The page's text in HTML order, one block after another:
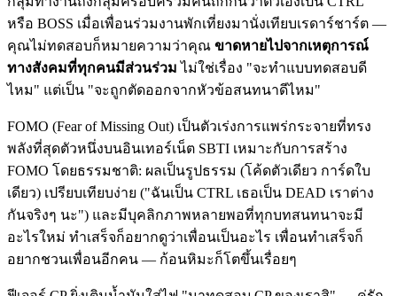
หรือ BOSS เมื่อเพื่อนร่วมงานพักเที่ยงมานั่งเทียบเรดาร์ชาร์ต —
คุณไม่ทดสอบก็หมายความว่าคุณ ขาดหายไปจากเหตุการณ์
ทางสังคมที่ทุกคนมีส่วนร่วม ไม่ใช่เรื่อง "จะทำแบบทดสอบดี
ไหม" แต่เป็น "จะถูกตัดออกจากหัวข้อสนทนาดีไหม"
FOMO (Fear of Missing Out) เป็นตัวเร่งการแพร่กระจายที่ทรง
พลังที่สุดตัวหนึ่งบนอินเทอร์เน็ต SBTI เหมาะกับการสร้าง
FOMO โดยธรรมชาติ: ผลเป็นรูปธรรม (โค้ดตัวเดียว การ์ดใบ
เดียว) เปรียบเทียบง่าย ("ฉันเป็น CTRL เธอเป็น DEAD เราต่าง
กันจริงๆ นะ") และมีบุคลิกภาพหลายพอที่ทุกบทสนทนาจะมี
อะไรใหม่ ทำเสร็จก็อยากดูว่าเพื่อนเป็นอะไร เพื่อนทำเสร็จก็
อยากชวนเพื่อนอีกคน — ก้อนหิมะก็โตขึ้นเรื่อยๆ